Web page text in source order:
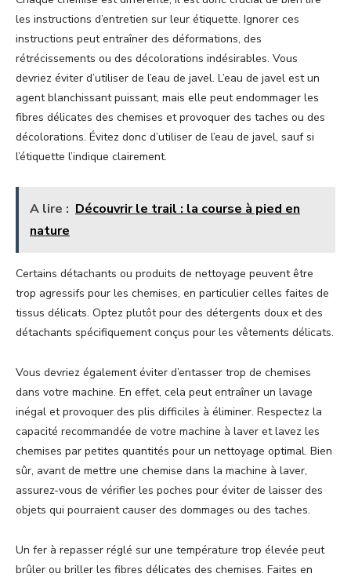
les instructions d’entretien sur leur étiquette. Ignorer ces
instructions peut entraîner des déformations, des
rétrécissements ou des décolorations indésirables. Vous
devriez éviter d’utiliser de l’eau de javel. L’eau de javel est un
agent blanchissant puissant, mais elle peut endommager les
fibres délicates des chemises et provoquer des taches ou des
décolorations. Évitez donc d’utiliser de l’eau de javel, sauf si
l’étiquette l’indique clairement.
A lire : Découvrir le trail : la course à pied en
nature
Certains détachants ou produits de nettoyage peuvent être
trop agressifs pour les chemises, en particulier celles faites de
tissus délicats. Optez plutôt pour des détergents doux et des
détachants spécifiquement conçus pour les vêtements délicats.
Vous devriez également éviter d’entasser trop de chemises
dans votre machine. En effet, cela peut entraîner un lavage
inégal et provoquer des plis difficiles à éliminer. Respectez la
capacité recommandée de votre machine à laver et lavez les
chemises par petites quantités pour un nettoyage optimal. Bien
sûr, avant de mettre une chemise dans la machine à laver,
assurez-vous de vérifier les poches pour éviter de laisser des
objets qui pourraient causer des dommages ou des taches.
Un fer à repasser réglé sur une température trop élevée peut
brûler ou briller les fibres délicates des chemises. Faites en